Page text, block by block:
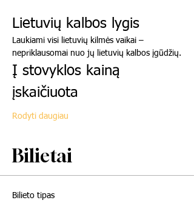
Lietuvių kalbos lygis
Laukiami visi lietuvių kilmės vaikai –
nepriklausomai nuo jų lietuvių kalbos įgūdžių.
Į stovyklos kainą
įskaičiuota
Rodyti daugiau
Bilietai
Bilieto tipas